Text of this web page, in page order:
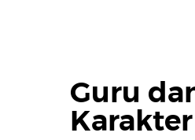
Guru
Karakter